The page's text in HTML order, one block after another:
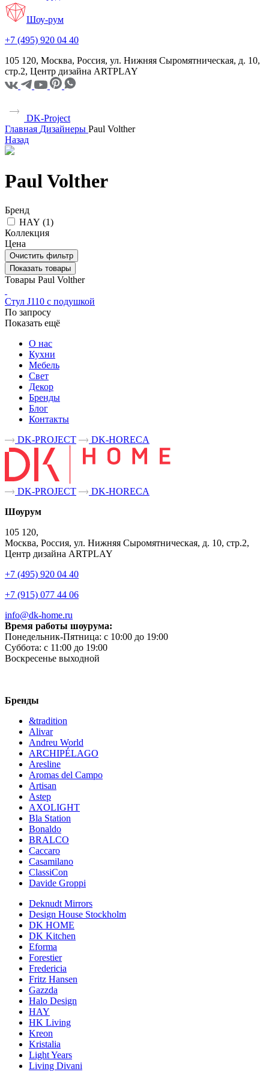
Шоу-рум
+7 (495) 920 04 40
105 120, Москва, Россия, ул. Нижняя Сыромятническая, д. 10,
стр.2, Центр дизайна ARTPLAY
DK-Project
Главная Дизайнеры Paul Volther
Назад
Paul Volther
Бренд
HAY (1)
Коллекция
Цена
Очистить фильтр
Показать товары
Товары Paul Volther
Стул J110 с подушкой
По запросу
Показать ещё
О нас
Кухни
Мебель
Свет
Декор
Бренды
Блог
Контакты
DK-PROJECT
DK-HORECA
DK-PROJECT
DK-HORECA
Шоурум
105 120,
Москва, Россия, ул. Нижняя Сыромятническая, д. 10, стр.2,
Центр дизайна ARTPLAY
+7 (495) 920 04 40
+7 (915) 077 44 06
info@dk-home.ru
Время работы шоурума:
Понедельник-Пятница: c 10:00 до 19:00
Суббота: c 11:00 до 19:00
Воскресенье выходной
Бренды
&tradition
Alivar
Andreu World
ARCHIPÉLAGO
Aresline
Aromas del Campo
Artisan
Astep
AXOLIGHT
Bla Station
Bonaldo
BRALCO
Caccaro
Casamilano
ClassiCon
Davide Groppi
Deknudt Mirrors
Design House Stockholm
DK HOME
DK Kitchen
Eforma
Forestier
Fredericia
Fritz Hansen
Gazzda
Halo Design
HAY
HK Living
Kreon
Kristalia
Light Years
Living Divani